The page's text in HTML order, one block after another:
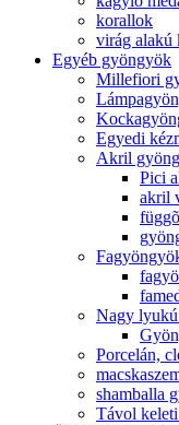
korallok
virág alakú
Egyéb gyöngyök
Millefiori
Egyedi
Akril
Pici
akril
függõ
Nagy
Porcelán,
shamballa
Távol keleti